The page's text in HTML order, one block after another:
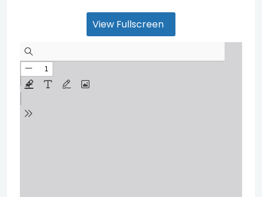
View Fullscreen